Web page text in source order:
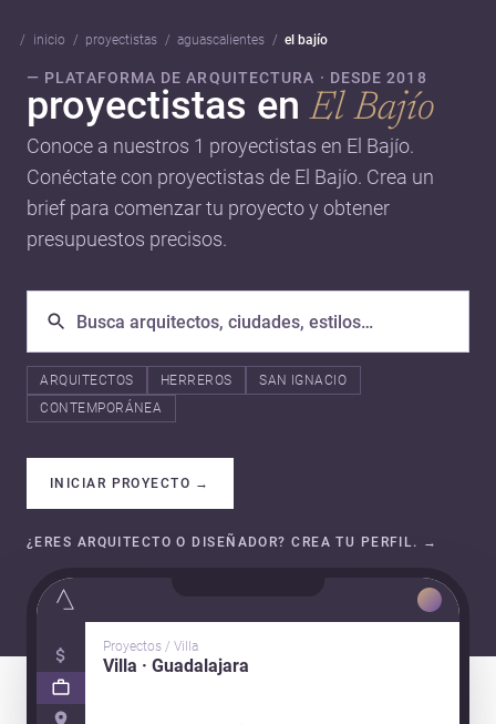
inicio proyectistas aguascalientes el bajío
— PLATAFORMA DE ARQUITECTURA · DESDE 2018
proyectistas enEl Bajío
Conoce a nuestros 1 proyectistas en El Bajío.
Conéctate con proyectistas de El Bajío. Crea un
brief para comenzar tu proyecto y obtener
presupuestos precisos.
ARQUITECTOS HERREROS
SAN IGNACIO
CONTEMPORÁNEA
INICIAR PROYECTO →
¿ERES ARQUITECTO O DISEÑADOR? CREA TU PERFIL. →
Proyectos / Villa
Villa · Guadalajara